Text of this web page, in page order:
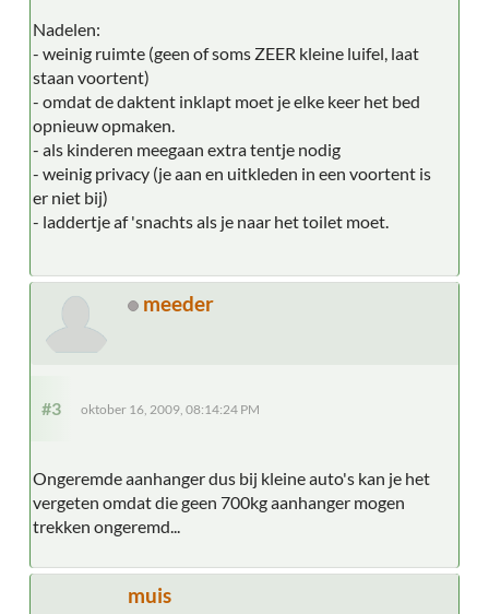
Nadelen:
- weinig ruimte (geen of soms ZEER kleine luifel, laat
staan voortent)
- omdat de daktent inklapt moet je elke keer het bed
opnieuw opmaken.
- als kinderen meegaan extra tentje nodig
- weinig privacy (je aan en uitkleden in een voortent is
er niet bij)
- laddertje af 'snachts als je naar het toilet moet.
meeder
#3 oktober 16, 2009, 08:14:24 PM
Ongeremde aanhanger dus bij kleine auto's kan je het
vergeten omdat die geen 700kg aanhanger mogen
trekken ongeremd...
muis